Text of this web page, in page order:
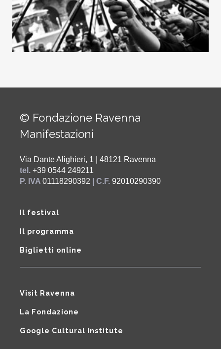
© Fondazione Ravenna
Manifestazioni
Via Dante Alighieri, 1 | 48121 Ravenna
tel. +39 0544 249211
P. IVA 01118290392 | C.F. 92010290390
Il festival
Il programma
Biglietti online
Visit Ravenna
La Fondazione
Google Cultural Institute